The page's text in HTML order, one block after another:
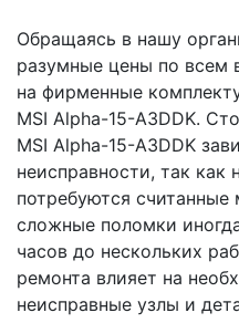
Обращаясь в нашу
разумные цены по всем
на фирменные
MSI Alpha-15-A3DDK.
MSI Alpha-15-A3DDK
неисправности, так как
потребуются
сложные поломки
часов до нескольких
ремонта влияет на
неисправные узлы и